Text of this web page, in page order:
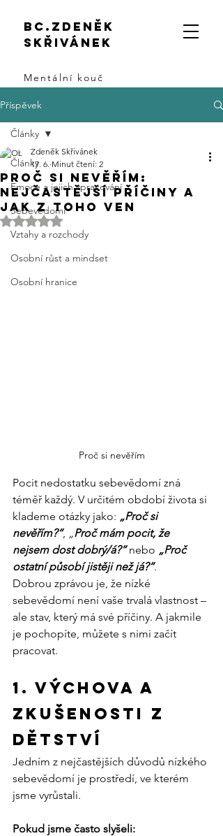
Bc.zdeněk
skřivánek
Mentální kouč
Příspěvek
Články
Emoce a jejich zpracování
Sebevědomí
Vztahy a rozchody
Osobní růst a mindset
Osobní hranice
Články
Proč si nevěřím:
Nejčastější příčiny a
jak z toho ven
Zdeněk Skřivánek
17. 6. Minut čtení: 2
Hodnoceno NaN z 5 hvězdiček.
Proč si nevěřím
Pocit nedostatku sebevědomí zná
téměř každý. V určitém období života si
klademe otázky jako: „Proč si
nevěřím?“, „Proč mám pocit, že
nejsem dost dobrý/á?“ nebo „Proč
ostatní působí jistěji než já?“.
Dobrou zprávou je, že nízké
sebevědomí není vaše trvalá vlastnost –
ale stav, který má své příčiny. A jakmile
je pochopíte, můžete s nimi začít
pracovat.
1. Výchova a
zkušenosti z
dětství
Jedním z nejčastějších důvodů nízkého
sebevědomí je prostředí, ve kterém
jsme vyrůstali.
Pokud jsme často slyšeli: